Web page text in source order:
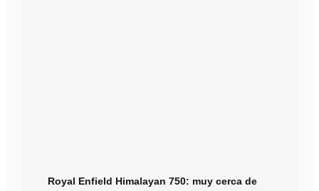
Royal Enfield Himalayan 750: muy cerca de